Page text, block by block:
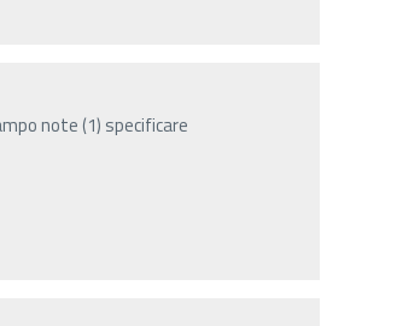
note (1) specificare